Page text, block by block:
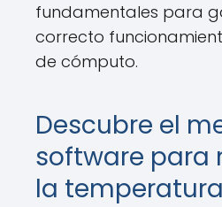
fundamentales para
correcto
de cómputo.
Descubre el
software para
la